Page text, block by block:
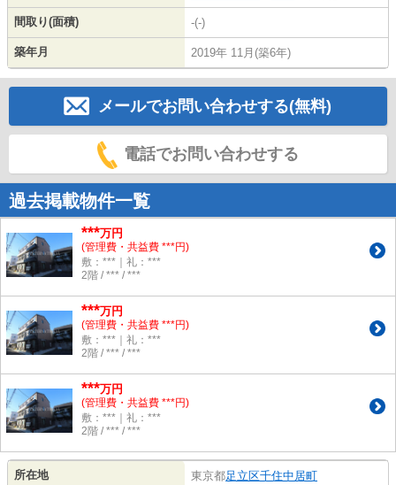
間取り(面積) -(-)
築年月 2019年 11月(築6年)
メールでお問い合わせする(無料)
電話でお問い合わせする
過去掲載物件一覧
***万円
(管理費・共益費 ***円)
敷：***｜礼：***
2階 / *** / ***
***万円
(管理費・共益費 ***円)
敷：***｜礼：***
2階 / *** / ***
***万円
(管理費・共益費 ***円)
敷：***｜礼：***
2階 / *** / ***
所在地 東京都足立区千住中居町